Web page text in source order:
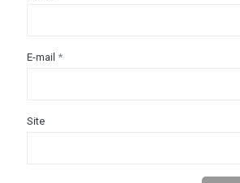
E-mail *
Site